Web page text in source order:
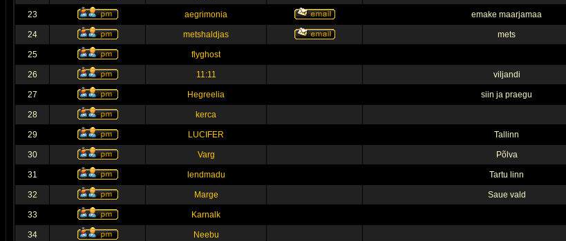
23 aegrimonia emake maarjamaa
24 metshaldjas mets
25 flyghost
26 11:11 viljandi
27 Hegreelia siin ja praegu
28 kerca
29 LUCIFER Tallinn
30 Varg Põlva
31 lendmadu Tartu linn
32 Marge Saue vald
33 Karnalk
34 Neebu